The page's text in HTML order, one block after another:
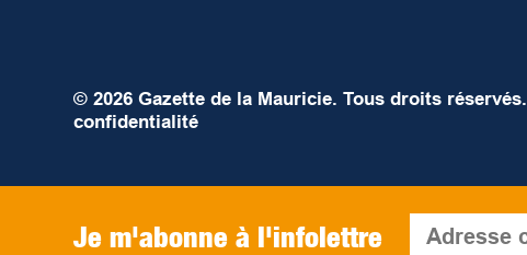
© 2026 Gazette de la Mauricie. Tous droits réservés.
confidentialité
Je m'abonne à l'infolettre